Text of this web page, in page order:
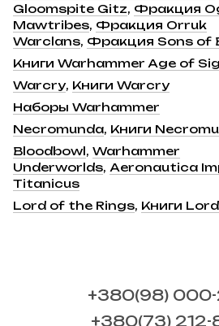
Gloomspite Gitz, Фракция
Mawtribes, Фракция Orruk
Warclans, Фракция Sons of
Книги Warhammer Age of
Warcry, Книги Warcry
Наборы Warhammer
Necromunda, Книги
Bloodbowl, Warhammer
Underworlds, Aeronautica
Titanicus
Lord of the Rings, Книги
+380(98)
+380(73) 212-